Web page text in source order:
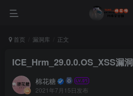
首页 漏洞库 正文
ICE_Hrm_29.0.0.OS_XSS漏洞
棉花糖
2021年7月15日发布